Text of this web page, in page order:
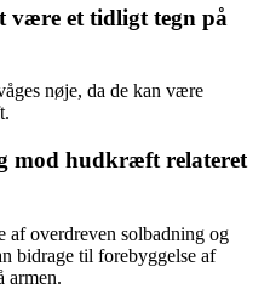
være et tidligt tegn på
nøje, da de kan være
mod hudkræft relateret
af overdreven solbadning og
bidrage til forebyggelse af
armen.